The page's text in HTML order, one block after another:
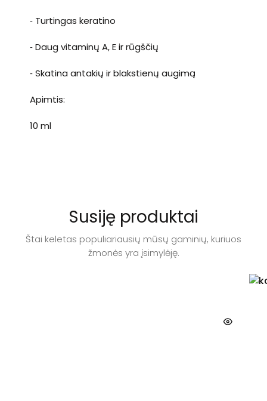
⁃ Turtingas keratino
⁃ Daug vitaminų A, E ir rūgščių
⁃ Skatina antakių ir blakstienų augimą
Apimtis:
10 ml
Susiję produktai
Štai keletas populiariausių mūsų gaminių, kuriuos
žmonės yra įsimylėję.